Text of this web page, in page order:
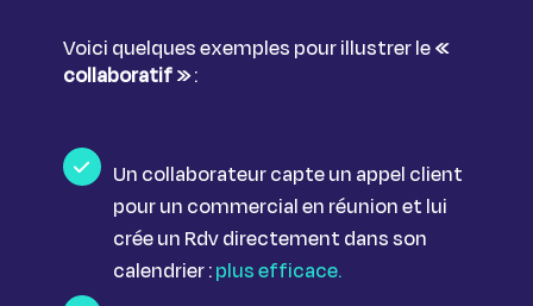
Voici quelques exemples pour illustrer le«
collaboratif »:
Un collaborateur capte un appel client
pour un commercial en réunion et lui
crée un Rdv directement dans son
calendrier :plus efficace.